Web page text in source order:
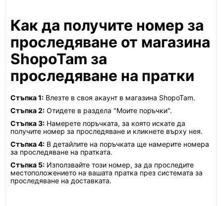
Как да получите номер за
проследяване от магазина
ShopoTam за
проследяване на пратки
Стъпка 1: Влезте в своя акаунт в магазина ShopoTam.
Стъпка 2: Отидете в раздела "Моите поръчки".
Стъпка 3: Намерете поръчката, за която искате да
получите номер за проследяване и кликнете върху нея.
Стъпка 4: В детайлите на поръчката ще намерите номера
за проследяване на пратката.
Стъпка 5: Използвайте този номер, за да проследите
местоположението на вашата пратка през системата за
проследяване на доставката.